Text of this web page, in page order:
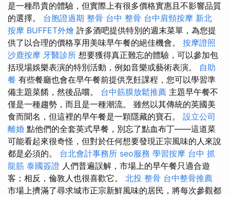
是一種昂貴的體驗，但實際上有很多價格實惠且不影響品質
的選擇。 台胞證過期 整骨 台中 整骨 台中肩頸按摩 新北
按摩 BUFFET外燴 許多酒吧提供特別的週末菜單，為您提
供了以合理的價格享用美味早午餐的絕佳機會。 按摩證照
沙鹿按摩 牙醫診所 想要獲得真正難忘的體驗，可以參加包
括現場娛樂表演的特別活動，例如音樂或藝術表演。 自助
餐 有些餐廳也會在早午餐前提供烹飪課程，您可以學習準
備主題菜餚，然後品嚐。 台中筋膜放鬆推薦 主題早午餐不
僅是一種趨勢，而且是一種潮流。 雖然以其傳統的英國美
食而聞名，但這裡的早午餐是一顆隱藏的寶石。 設立公司
離婚 點他們的全套英式早餐，別忘了點血布丁——這道菜
可能看起來很奇怪，但對於任何想要發現正宗風味的人來說
都是必須的。 台北會計事務所 seo服務 學習按摩 台中 抓
龍筋 泰國簽證 人們普遍誤解，市場上的早午餐只適合遊
客；相反，倫敦人也很喜歡它。 北投 整骨 台中整骨推薦
市場上擠滿了尋求城市正宗新鮮風味的居民，將每次參觀都